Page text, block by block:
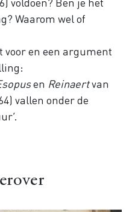
Waarom wel of
voor en een argument
en Reinaertvan
vallen onder de